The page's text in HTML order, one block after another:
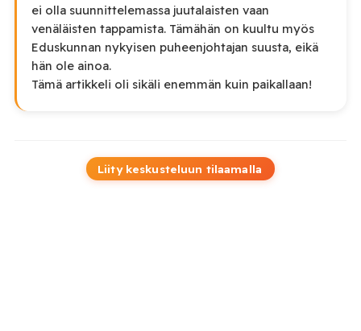
ei olla suunnittelemassa juutalaisten vaan
venäläisten tappamista. Tämähän on kuultu myös
Eduskunnan nykyisen puheenjohtajan suusta, eikä
hän ole ainoa.
Tämä artikkeli oli sikäli enemmän kuin paikallaan!
Liity keskusteluun tilaamalla